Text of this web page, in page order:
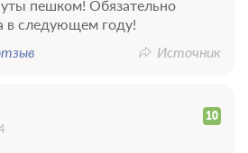
пешком! Обязательно
в следующем году!
Источник
10